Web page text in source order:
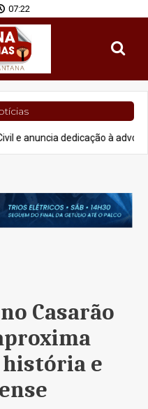
07:22
à advocacia e projetos
Casarão
e